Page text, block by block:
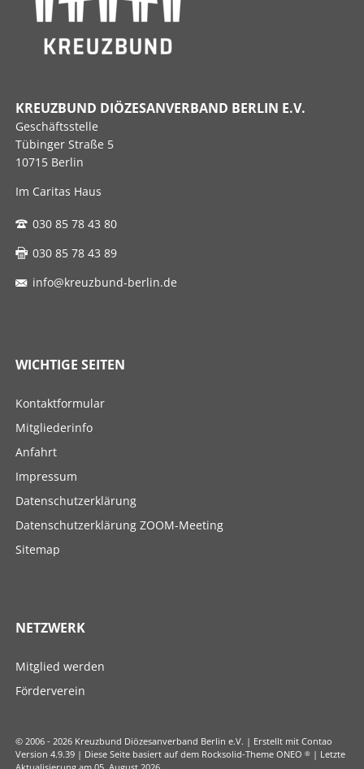
KREUZBUND DIÖZESANVERBAND BERLIN E.V.
Geschäftsstelle
Tübinger Straße 5
10715 Berlin
Im Caritas Haus
030 85 78 43 80
030 85 78 43 89
info@kreuzbund-berlin.de
WICHTIGE SEITEN
Navigation
Kontaktformular
Mitgliederinfo
Anfahrt
Impressum
Datenschutzerklärung
Datenschutzerklärung ZOOM-Meeting
Sitemap
NETZWERK
Navigation
Mitglied werden
Förderverein
© 2006 - 2026 Kreuzbund Diözesanverband Berlin e.V. | Erstellt mit Contao
Version 4.9.39 | Diese Seite basiert auf dem Rocksolid-Theme ONEO ®| Letzte